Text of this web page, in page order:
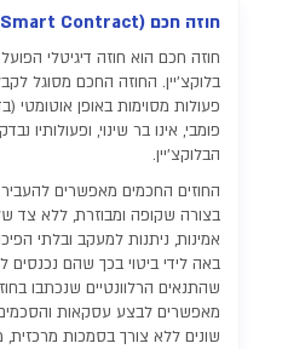
חוזה חכם (Smart Contract)
חוזה חכם הוא חוזה דיגיטלי
בלוקצ'יין. החוזה החכם מסוגל
פעולות מסוימות באופן אוטומטי
פומבי, אינו בר שינוי, ופעולותיו
הבלוקצ'יין.
החוזים החכמים מאפשרים
בצורה שקופה ומבוזרת, ללא צד
אמינות, ניתנות למעקב ובלתי
באה לידי ביטוי בכך שהם נכנסים
שהתנאים הרלוונטיים שנכתבו
מאפשרים לבצע עסקאות והסכמים
שונים ללא צורך בסמכות